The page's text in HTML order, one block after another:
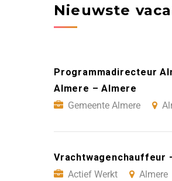
Nieuwste
Programmadirecteur
Almere – Almere
Gemeente Almere
Vrachtwagenchauffeur
Actief Werkt
Almere